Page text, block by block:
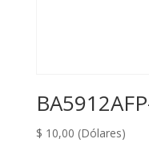
$ 10,00 (Dólares)